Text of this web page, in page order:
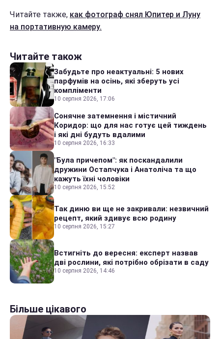
Читайте также, как фотограф снял Юпитер и Луну
на портативную камеру.
Читайте також
Забудьте про неактуальні: 5 нових
парфумів на осінь, які зберуть усі
компліменти
10 серпня 2026, 17:06
Сонячне затемнення і містичний
Коридор: що для нас готує цей тиждень
і які дні будуть вдалими
10 серпня 2026, 16:33
"Була причепом": як поскандалили
дружини Остапчука і Анатоліча та що
кажуть їхні чоловіки
10 серпня 2026, 15:52
Так диню ви ще не закривали: незвичний
рецепт, який здивує всю родину
10 серпня 2026, 15:27
Встигніть до вересня: експерт назвав
дві рослини, які потрібно обрізати в саду
10 серпня 2026, 14:46
Більше цікавого